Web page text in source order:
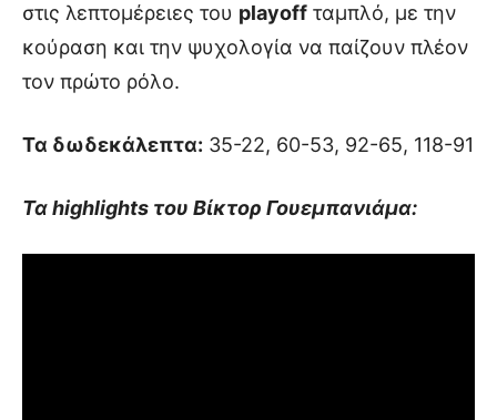
στις λεπτομέρειες του playoff ταμπλό, με την
κούραση και την ψυχολογία να παίζουν πλέον
τον πρώτο ρόλο.
Τα δωδεκάλεπτα: 35-22, 60-53, 92-65, 118-91
Τα highlights του Βίκτορ Γουεμπανιάμα: